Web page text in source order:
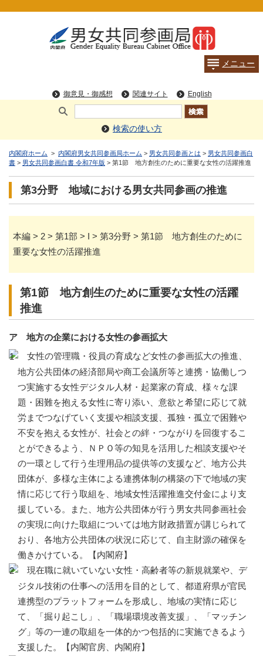
検索の使い方
内閣府ホーム > 内閣府男女共同参画局ホーム > 男女共同参画とは > 男女共同参画白
書 > 男女共同参画白書 令和7年版 > 第1節 地方創生のために重要な女性の活躍推進
第3分野 地域における男女共同参画の推進
本編 > 2 > 第1部 > I > 第3分野 > 第1節 地方創生のために
重要な女性の活躍推進
第1節 地方創生のために重要な女性の活躍
推進
ア 地方の企業における女性の参画拡大
女性の管理職・役員の育成など女性の参画拡大の推進、
地方公共団体の経済部局や商工会議所等と連携・協働しつ
つ実施する女性デジタル人材・起業家の育成、様々な課
題・困難を抱える女性に寄り添い、意欲と希望に応じて就
労までつなげていく支援や相談支援、孤独・孤立で困難や
不安を抱える女性が、社会との絆・つながりを回復するこ
とができるよう、ＮＰＯ等の知見を活用した相談支援やそ
の一環として行う生理用品の提供等の支援など、地方公共
団体が、多様な主体による連携体制の構築の下で地域の実
情に応じて行う取組を、地域女性活躍推進交付金により支
援している。また、地方公共団体が行う男女共同参画社会
の実現に向けた取組については地方財政措置が講じられて
おり、各地方公共団体の状況に応じて、自主財源の確保を
働きかけている。【内閣府】
現在職に就いていない女性・高齢者等の新規就業や、デ
ジタル技術の仕事への活用を目的として、都道府県が官民
連携型のプラットフォームを形成し、地域の実情に応じ
て、「掘り起こし」、「職場環境改善支援」、「マッチン
グ」等の一連の取組を一体的かつ包括的に実施できるよう
支援した。【内閣官房、内閣府】